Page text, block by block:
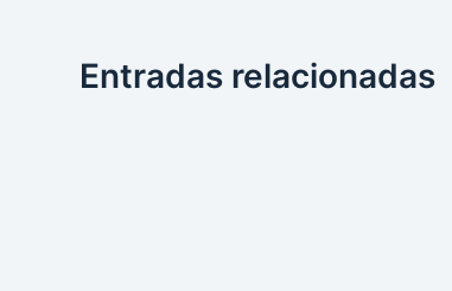
Entradas relacionadas